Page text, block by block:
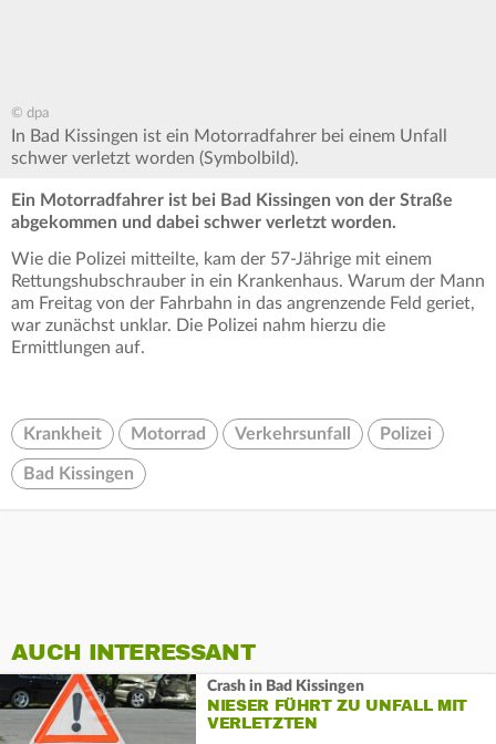
© dpa
In Bad Kissingen ist ein Motorradfahrer bei einem Unfall
schwer verletzt worden (Symbolbild).
Ein Motorradfahrer ist bei Bad Kissingen von der Straße
abgekommen und dabei schwer verletzt worden.
Wie die Polizei mitteilte, kam der 57-Jährige mit einem
Rettungshubschrauber in ein Krankenhaus. Warum der Mann
am Freitag von der Fahrbahn in das angrenzende Feld geriet,
war zunächst unklar. Die Polizei nahm hierzu die
Ermittlungen auf.
Krankheit Motorrad Verkehrsunfall Polizei
Bad Kissingen
AUCH INTERESSANT
Crash in Bad Kissingen
NIESER FÜHRT ZU UNFALL MIT
VERLETZTEN